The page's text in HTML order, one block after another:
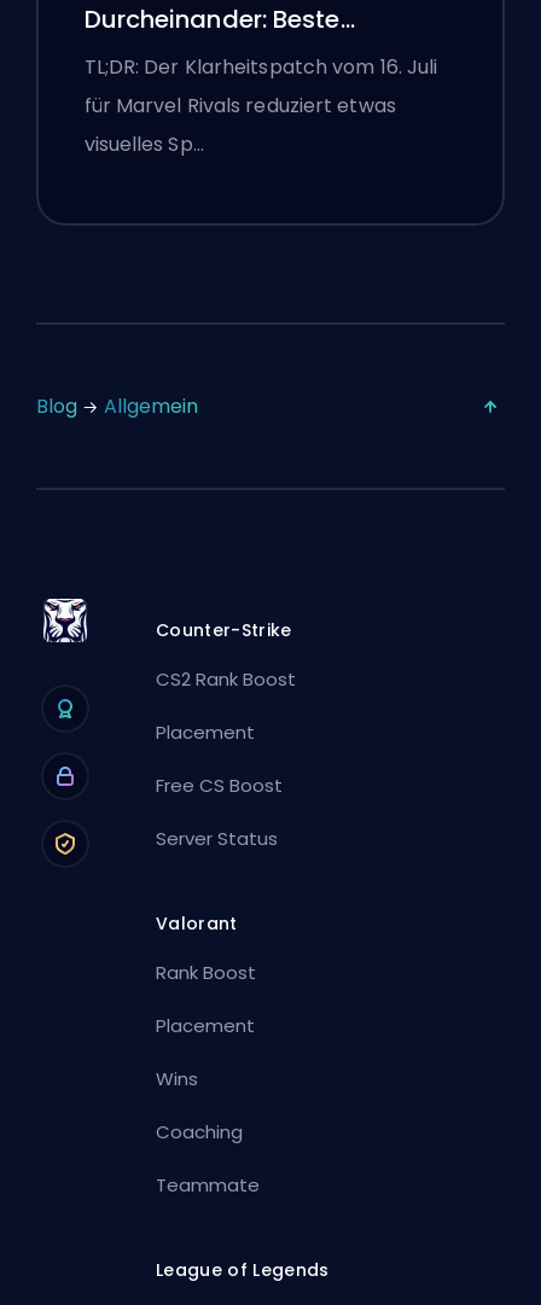
Durcheinander: Beste
wettbewerbsorientierte
Einstellungen nach dem Patch
vom 16. Juli
TL;DR: Der Klarheitspatch vom 16. Juli
für Marvel Rivals reduziert etwas
visuelles Sp…
Blog Allgemein
Counter-Strike
CS2 Rank Boost
Placement
Free CS Boost
Server Status
Valorant
Rank Boost
Placement
Wins
Coaching
Teammate
League of Legends